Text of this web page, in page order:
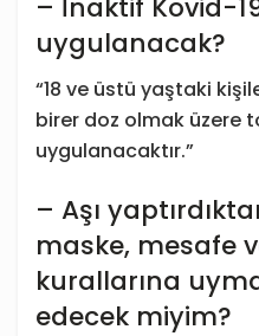
– İnaktif Kovid-
uygulanacak?
“18 ve üstü yaştaki
birer doz olmak üzere
uygulanacaktır.”
– Aşı
maske, mesafe
kurallarına
edecek miyim?